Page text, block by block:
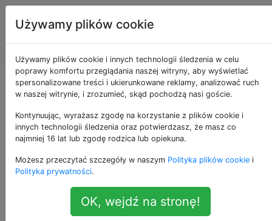
Programowanie
puzzli i Code
Golf
Seria podzielności
31 Możemy zdefiniować pasmo podzielności
liczbę całkowitą k taką, przez którą n+k nie
można podzielić
Wyzwanie
Używamy plików cookie
Używamy plików cookie i innych technologii śledzenia w celu
poprawy komfortu przeglądania naszej witryny, aby wyświetlać
spersonalizowane treści i ukierunkowane reklamy, analizować ruch
w naszej witrynie, i zrozumieć, skąd pochodzą nasi goście.
Kontynuując, wyrażasz zgodę na korzystanie z plików cookie i
innych technologii śledzenia oraz potwierdzasz, że masz co
najmniej 16 lat lub zgodę rodzica lub opiekuna.
Możesz przeczytać szczegóły w naszym Polityka plików cookie i
Polityka prywatności.
OK, wejdź na stronę!